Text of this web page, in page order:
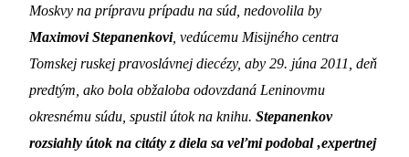
Moskvy na prípravu prípadu na súd, nedovolila by
Maximovi Stepanenkovi, vedúcemu Misijného centra
Tomskej ruskej pravoslávnej diecézy, aby 29. júna 2011, deň
predtým, ako bola obžaloba odovzdaná Leninovmu
okresnému súdu, spustil útok na knihu. Stepanenkov
rozsiahly útok na citáty z diela sa veľmi podobal ‚expertnej